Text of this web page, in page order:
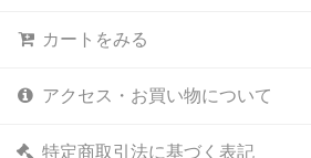
カートをみる
アクセス・お買い物について
特定商取引法に基づく表記